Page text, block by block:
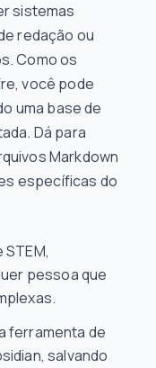
sistemas
redação ou
Como os
você pode
uma base de
Dá para
Markdown
específicas do
pessoa que
ferramenta de
salvando